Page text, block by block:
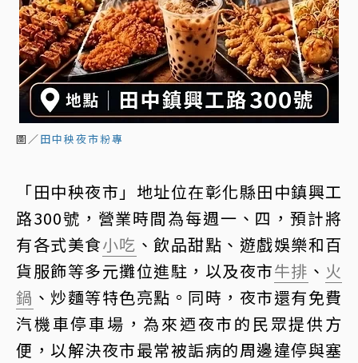
圖／田中秧夜市粉專
「田中秧夜市」地址位在彰化縣田中鎮興工
路300號，營業時間為每週一、四，預計將
有各式美食小吃 、飲品甜點、遊戲娛樂和百
貨服飾等多元攤位進駐，以及夜市牛排 、 火
鍋 、炒麵等特色亮點。同時，夜市還有免費
汽機車停車場，為來迺夜市的民眾提供方
便，以解決夜市最常被詬病的周邊違停與塞